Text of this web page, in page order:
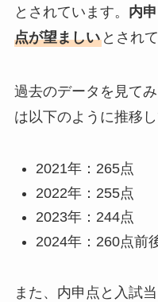
とされています。 内
点が望ましいとされ
過去のデータを見て
は以下のように推移し
2021年：265点
2022年：255点
2023年：244点
2024年：260点前
また、内申点と入試